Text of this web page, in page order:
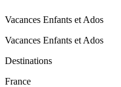
Vacances Enfants et Ados
Vacances Enfants et Ados
Destinations
France